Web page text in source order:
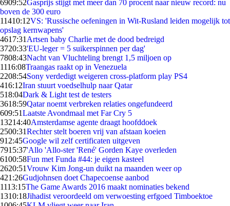
6909:52Gasprijs stijgt met meer dan 70 procent naar nieuw record: nu
boven de 300 euro
11410:12VS: 'Russische oefeningen in Wit-Rusland leiden mogelijk tot
opslag kernwapens'
4617:31 Artsen baby Charlie met de dood bedreigd
3720:33'EU-leger = 5 suikerspinnen per dag'
7808:43Nacht van Vluchteling brengt 1,5 miljoen op
1116:08Traangas raakt op in Venezuela
2208:54Sony verdedigt weigeren cross-platform play PS4
416:12Iran stuurt voedselhulp naar Qatar
518:04Dark & Light test de testers
3618:59Qatar noemt verbreken relaties ongefundeerd
609:51Laatste Avondmaal met Far Cry 5
13214:40Amsterdamse agente draagt hoofddoek
2500:31Rechter stelt boeren vrij van afstaan koeien
912:45Google wil zelf certificaten uitgeven
7915:37'Allo 'Allo-ster 'René' Gorden Kaye overleden
6100:58Fun met Funda #44: je eigen kasteel
2620:51Vrouw Kim Jong-un duikt na maanden weer op
421:26Gudjohnsen doet Chapecoense aanbod
1113:15The Game Awards 2016 maakt nominaties bekend
1310:18Jihadist veroordeeld om verwoesting erfgoed Timboektoe